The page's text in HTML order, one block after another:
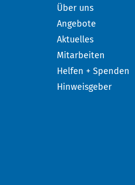
Über uns
Angebote
Aktuelles
Mitarbeiten
Helfen + Spenden
Hinweisgeber